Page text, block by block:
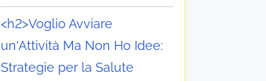
<h2>Voglio Avviare
un'Attività Ma Non Ho Idee:
Strategie per la Salute